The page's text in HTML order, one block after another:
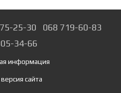
25-30
068 719-60-83
34-66
информация
сайта